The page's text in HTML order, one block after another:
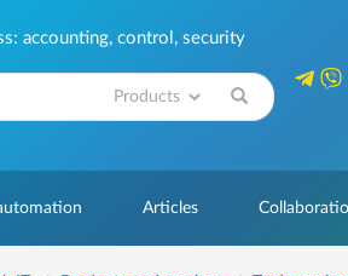
accounting, control, security
Articles